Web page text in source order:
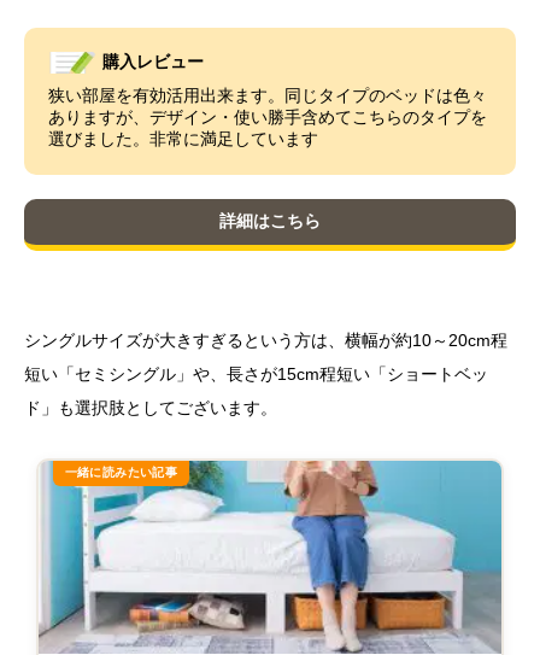
購入レビュー
狭い部屋を有効活用出来ます。同じタイプのベッドは色々
ありますが、デザイン・使い勝手含めてこちらのタイプを
選びました。非常に満足しています
詳細はこちら
シングルサイズが大きすぎるという方は、横幅が約10～20cm程
短い「セミシングル」や、長さが15cm程短い「ショートベッ
ド」も選択肢としてございます。